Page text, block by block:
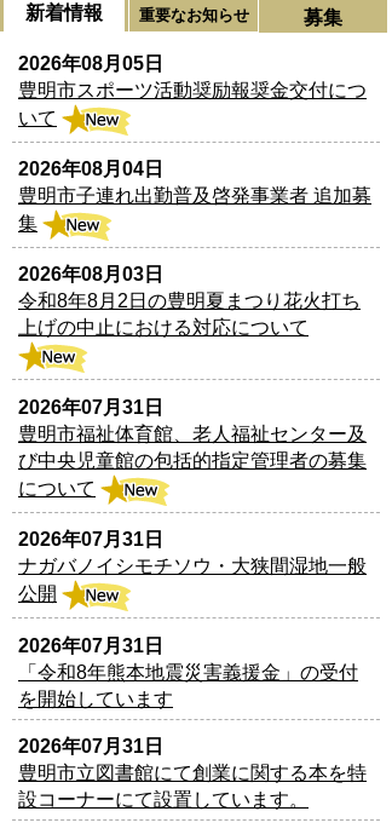
新着情報 重要なお知らせ 募集
2026年08月05日
豊明市スポーツ活動奨励報奨金交付につ
いて
2026年08月04日
豊明市子連れ出勤普及啓発事業者 追加募
集
2026年08月03日
令和8年8月2日の豊明夏まつり花火打ち
上げの中止における対応について
2026年07月31日
豊明市福祉体育館、老人福祉センター及
び中央児童館の包括的指定管理者の募集
について
2026年07月31日
ナガバノイシモチソウ・大狭間湿地一般
公開
2026年07月31日
「令和8年熊本地震災害義援金」の受付
を開始しています
2026年07月31日
豊明市立図書館にて創業に関する本を特
設コーナーにて設置しています。